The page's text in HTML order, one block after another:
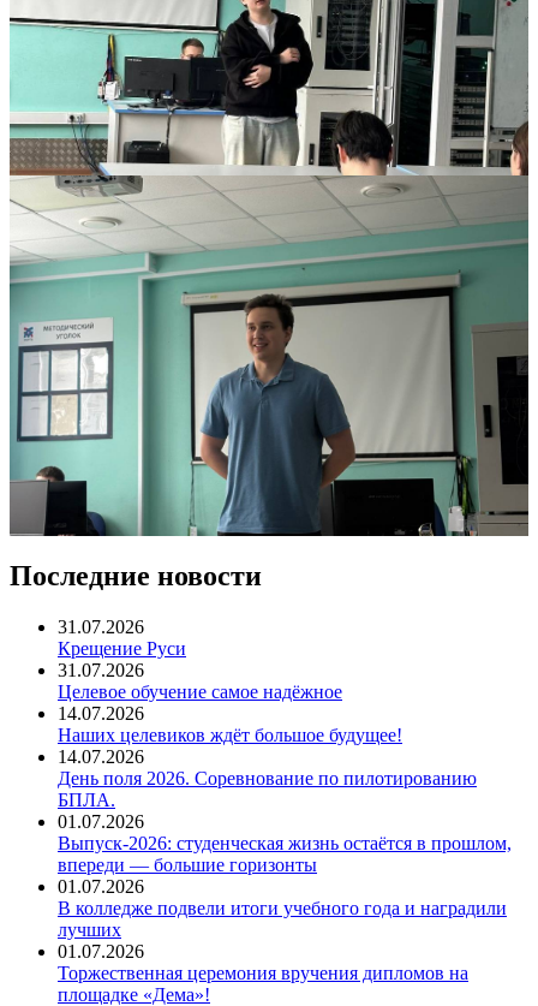
Последние новости
31.07.2026
Крещение Руси
31.07.2026
Целевое обучение самое надёжное
14.07.2026
Наших целевиков ждёт большое будущее!
14.07.2026
День поля 2026. Соревнование по пилотированию
БПЛА.
01.07.2026
Выпуск-2026: студенческая жизнь остаётся в прошлом,
впереди — большие горизонты
01.07.2026
В колледже подвели итоги учебного года и наградили
лучших
01.07.2026
Торжественная церемония вручения дипломов на
площадке «Дема»!